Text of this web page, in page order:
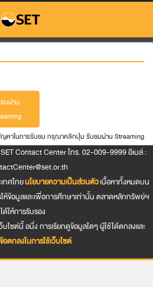
มผ่าน
หาในการรับชม กรุณาคลิกปุ่ม รับชมผ่าน Streaming
Contact Center โทร. 02-009-9999 อีเมล์ :
ทศไทยนโยบายความเป็นส่วนตัวเนื้อหาทั้งหมดบน
ห้ข้อมูลและเพื่อการศึกษาเท่านั้น ตลาดหลักทรัพย์ฯ
ด้ให้การรับรอง
ไซต์นี้ อนึ่ง การเรียกดูข้อมูลใดๆ ผู้ใช้ได้ตกลงและ
ข้อตกลงในการใช้เว็บไซต์